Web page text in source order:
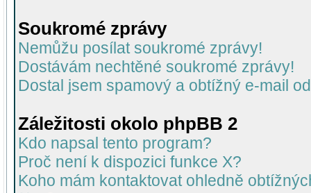
Soukromé zprávy
Nemůžu posílat soukromé zprávy!
Dostávám nechtěné soukromé zprávy!
Dostal jsem spamový a obtížný e-mail
Záležitosti okolo phpBB 2
Kdo napsal tento program?
Proč není k dispozici funkce X?
Koho mám kontaktovat ohledně